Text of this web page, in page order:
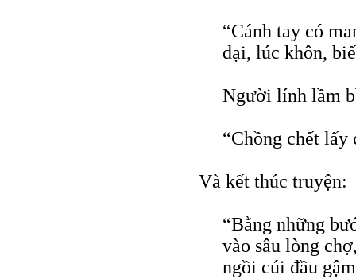
“Cánh tay có
dại, lúc khôn,
Người lính lầm
“Chồng chết lấy
Và kết thúc truyện:
“Bằng những
vào sâu lòng
ngồi cúi đầu